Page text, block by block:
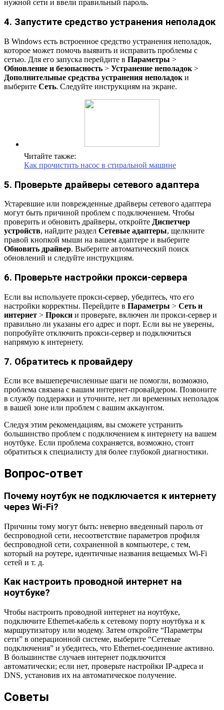
нужной сети и ввели правильный пароль.
4. Запустите средство устранения неполадок
В Windows есть встроенное средство устранения неполадок,
которое может помочь выявить и исправить проблемы с
сетью. Для его запуска перейдите в Параметры >
Обновление и безопасность > Устранение неполадок >
Дополнительные средства устранения неполадок и
выберите Сеть. Следуйте инструкциям на экране.
Читайте также:
Как прочистить насос в стиральной машине
5. Проверьте драйверы сетевого адаптера
Устаревшие или поврежденные драйверы сетевого адаптера
могут быть причиной проблем с подключением. Чтобы
проверить и обновить драйверы, откройте Диспетчер
устройств, найдите раздел Сетевые адаптеры, щелкните
правой кнопкой мыши на вашем адаптере и выберите
Обновить драйвер. Выберите автоматический поиск
обновлений и следуйте инструкциям.
6. Проверьте настройки прокси-сервера
Если вы используете прокси-сервер, убедитесь, что его
настройки корректны. Перейдите в Параметры > Сеть и
интернет > Прокси и проверьте, включен ли прокси-сервер и
правильно ли указаны его адрес и порт. Если вы не уверены,
попробуйте отключить прокси-сервер и подключиться
напрямую к интернету.
7. Обратитесь к провайдеру
Если все вышеперечисленные шаги не помогли, возможно,
проблема связана с вашим интернет-провайдером. Позвоните
в службу поддержки и уточните, нет ли временных неполадок
в вашей зоне или проблем с вашим аккаунтом.
Следуя этим рекомендациям, вы сможете устранить
большинство проблем с подключением к интернету на вашем
ноутбуке. Если проблема сохраняется, возможно, стоит
обратиться к специалисту для более глубокой диагностики.
Вопрос-ответ
Почему ноутбук не подключается к интернету
через Wi-Fi?
Причины тому могут быть: неверно введенный пароль от
беспроводной сети, несоответствие параметров профиля
беспроводной сети, сохраненной в компьютере, с тем,
который на роутере, идентичные названия вещаемых Wi-Fi
сетей и т. д.
Как настроить проводной интернет на
ноутбуке?
Чтобы настроить проводной интернет на ноутбуке,
подключите Ethernet-кабель к сетевому порту ноутбука и к
маршрутизатору или модему. Затем откройте “Параметры
сети” в операционной системе, выберите “Сетевые
подключения” и убедитесь, что Ethernet-соединение активно.
В большинстве случаев интернет подключится
автоматически; если нет, проверьте настройки IP-адреса и
DNS, установив их на автоматическое получение.
Советы